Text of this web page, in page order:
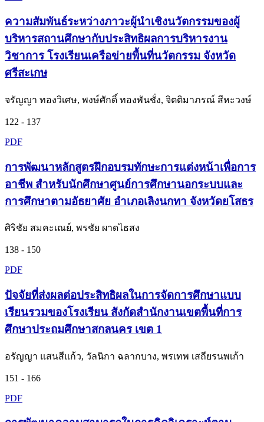
ความสัมพันธ์ระหว่างภาวะผู้นำเชิงนวัตกรรมของผู้
บริหารสถานศึกษากับประสิทธิผลการบริหารงาน
วิชาการ โรงเรียนเครือข่ายพื้นที่นวัตกรรม จังหวัด
ศรีสะเกษ
จรัญญา ทองวิเศษ, พงษ์ศักดิ์ ทองพันชั่ง, จิตติมาภรณ์ สีหะวงษ์
122 - 137
PDF
การพัฒนาหลักสูตรฝึกอบรมทักษะการแต่งหน้าเพื่อการ
อาชีพ สำหรับนักศึกษาศูนย์การศึกษานอกระบบและ
การศึกษาตามอัธยาศัย อำเภอเลิงนกทา จังหวัดยโสธร
ศิริชัย สมคะเณย์, พรชัย ผาดไธสง
138 - 150
PDF
ปัจจัยที่ส่งผลต่อประสิทธิผลในการจัดการศึกษาแบบ
เรียนรวมของโรงเรียน สังกัดสำนักงานเขตพื้นที่การ
ศึกษาประถมศึกษาสกลนคร เขต 1
อรัญญา แสนสีแก้ว, วัลนิกา ฉลากบาง, พรเทพ เสถียรนพเก้า
151 - 166
PDF